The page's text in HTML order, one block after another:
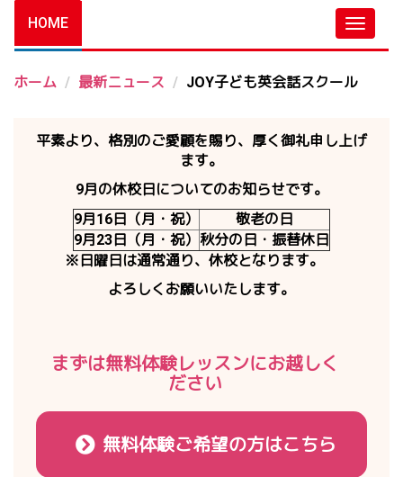
HOME
ホーム 最新ニュース JOY子ども英会話スクール
平素より、格別のご愛顧を賜り、厚く御礼申し上げ
ます。
9月の休校日 についてのお知らせです。
9月16日（月・祝）
敬老の日
9月23日（月・祝） 秋分の日・振替休日
※日曜日は通常通り、休校となります。
よろしくお願いいたします。
まずは無料体験レッスンにお越しく
ださい
無料体験ご希望の方はこちら